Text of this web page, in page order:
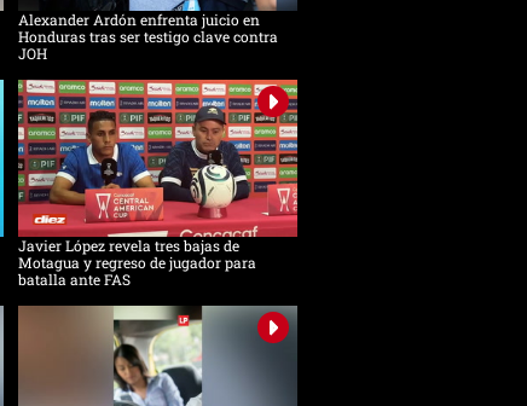
Alexander Ardón enfrenta juicio en
Honduras tras ser testigo clave contra
JOH
Javier López revela tres bajas de
Motagua y regreso de jugador para
batalla ante FAS